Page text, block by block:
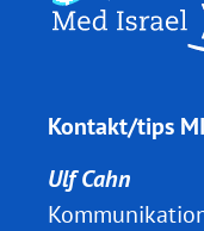
Kontakt/tips
Ulf Cahn